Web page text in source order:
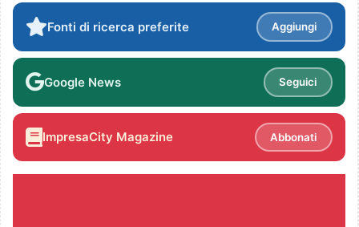
Fonti di ricerca preferite Aggiungi
Google News Seguici
ImpresaCity Magazine Abbonati